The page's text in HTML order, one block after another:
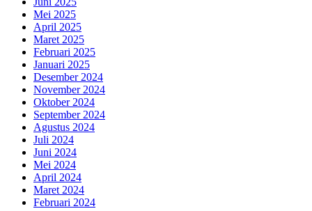
Mei 2025
April 2025
Maret 2025
Februari 2025
Januari 2025
Desember 2024
November 2024
Oktober 2024
September 2024
Agustus 2024
Juli 2024
Juni 2024
Mei 2024
April 2024
Maret 2024
Februari 2024